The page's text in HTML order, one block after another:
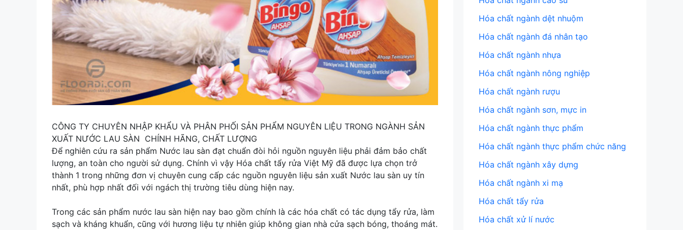
CÔNG TY CHUYÊN NHẬP KHẨU VÀ PHÂN PHỐI SẢN PHẨM NGUYÊN LIỆU TRONG NGÀNH SẢN
XUẤT NƯỚC LAU SÀN CHÍNH HÃNG, CHẤT LƯỢNG
Để nghiên cứu ra sản phẩm Nước lau sàn đạt chuẩn đòi hỏi nguồn nguyên liệu phải đảm bảo chất
lượng, an toàn cho người sử dụng. Chính vì vậy Hóa chất tẩy rửa Việt Mỹ đã được lựa chọn trở
thành 1 trong những đơn vị chuyên cung cấp các nguồn nguyên liệu sản xuất Nước lau sàn uy tín
nhất, phù hợp nhất đối với ngách thị trường tiêu dùng hiện nay.
Trong các sản phẩm nước lau sàn hiện nay bao gồm chính là các hóa chất có tác dụng tẩy rửa, làm
sạch và kháng khuẩn, cũng với hương liệu tự nhiên giúp không gian nhà cửa sạch bóng, thoáng mát.
Hóa chất ngành dệt nhuộm
Hóa chất ngành đá nhân tạo
Hóa chất ngành nhựa
Hóa chất ngành nông nghiệp
Hóa chất ngành rượu
Hóa chất ngành sơn, mực in
Hóa chất ngành thực phẩm
Hóa chất ngành thực phẩm chức năng
Hóa chất ngành xây dựng
Hóa chất ngành xi mạ
Hóa chất tẩy rửa
Hóa chất xử lí nước